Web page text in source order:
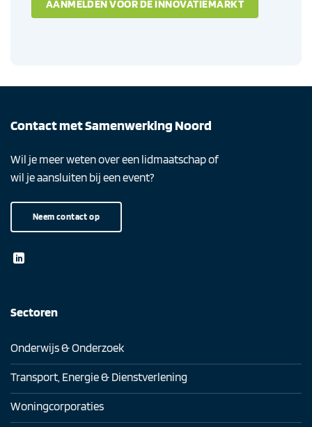
Contact met Samenwerking Noord
Wil je meer weten over een lidmaatschap of
wil je aansluiten bij een event?
Neem contact op
Sectoren
Onderwijs & Onderzoek
Transport, Energie & Dienstverlening
Woningcorporaties